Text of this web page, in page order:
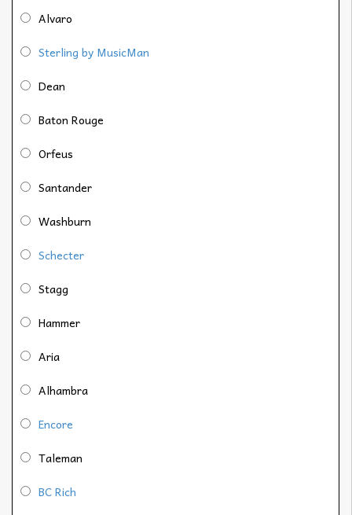
Alvaro
Sterling by MusicMan
Dean
Baton Rouge
Orfeus
Santander
Washburn
Schecter
Stagg
Hammer
Aria
Alhambra
Encore
Taleman
BC Rich